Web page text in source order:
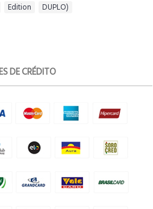
Edition DUPLO)
DE CRÉDITO